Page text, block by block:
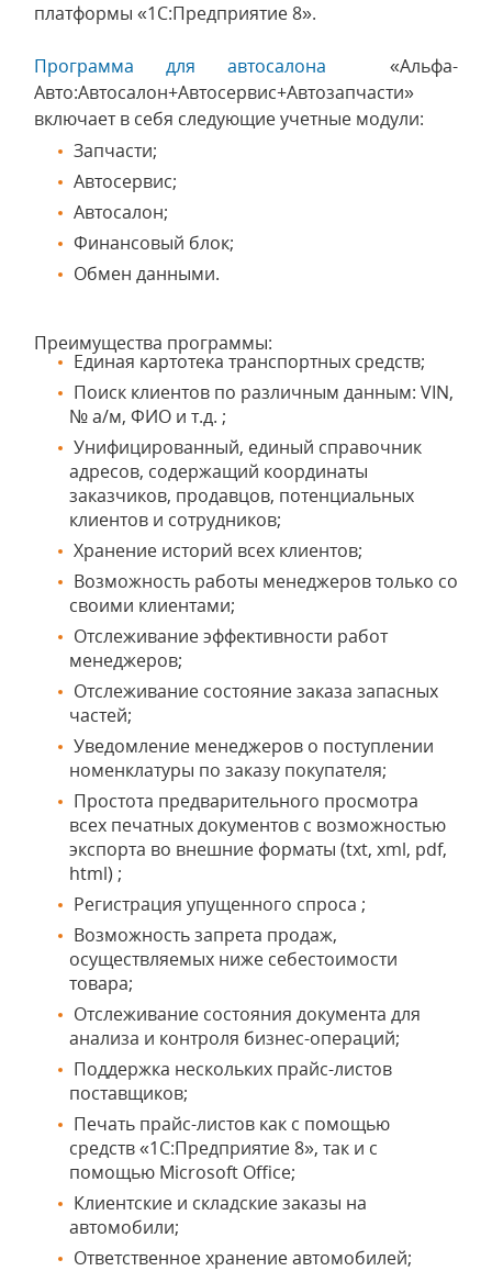
платформы «1С:Предприятие 8».
Программа для автосалона «Альфа-
Авто:Автосалон+Автосервис+Автозапчасти»
включает в себя следующие учетные модули:
Запчасти;
Автосервис;
Автосалон;
Финансовый блок;
Обмен данными.
Преимущества программы:
Единая картотека транспортных средств;
Поиск клиентов по различным данным: VIN,
№ а/м, ФИО и т.д. ;
Унифицированный, единый справочник
адресов, содержащий координаты
заказчиков, продавцов, потенциальных
клиентов и сотрудников;
Хранение историй всех клиентов;
Возможность работы менеджеров только со
своими клиентами;
Отслеживание эффективности работ
менеджеров;
Отслеживание состояние заказа запасных
частей;
Уведомление менеджеров о поступлении
номенклатуры по заказу покупателя;
Простота предварительного просмотра
всех печатных документов с возможностью
экспорта во внешние форматы (txt, xml, pdf,
html) ;
Регистрация упущенного спроса ;
Возможность запрета продаж,
осуществляемых ниже себестоимости
товара;
Отслеживание состояния документа для
анализа и контроля бизнес-операций;
Поддержка нескольких прайс-листов
поставщиков;
Печать прайс-листов как с помощью
средств «1С:Предприятие 8», так и с
помощью Microsoft Office;
Клиентские и складские заказы на
автомобили;
Ответственное хранение автомобилей;